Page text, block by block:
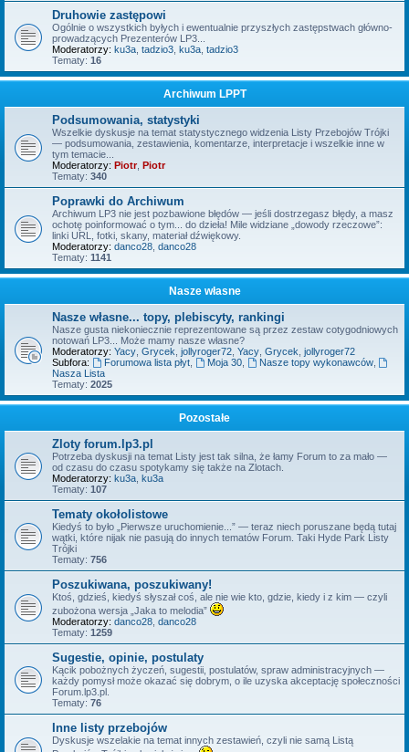
Druhowie zastępowi
Ogólnie o wszystkich byłych i ewentualnie przyszłych zastępstwach główno-
prowadzących Prezenterów LP3...
Moderatorzy: ku3a tadzio3 ku3a tadzio3
Tematy: 16
Archiwum LPPT
Podsumowania, statystyki
Wszelkie dyskusje na temat statystycznego widzenia Listy Przebojów Trójki
— podsumowania, zestawienia, komentarze, interpretacje i wszelkie inne w
tym temacie...
Moderatorzy: Piotr, Piotr
Tematy: 340
Poprawki do Archiwum
Archiwum LP3 nie jest pozbawione błędów — jeśli dostrzegasz błędy, a masz
ochotę poinformować o tym... do dzieła! Mile widziane „dowody rzeczowe”:
linki URL, fotki, skany, materiał dźwiękowy.
Moderatorzy: danco28 danco28
Tematy: 1141
Nasze własne
Nasze własne... topy, plebiscyty, rankingi
Nasze gusta niekoniecznie reprezentowane są przez zestaw cotygodniowych
notowań LP3... Może mamy nasze własne?
Moderatorzy: Yacy Grycek jollyroger72 Yacy Grycek jollyroger72
Subfora:
Forumowa lista płyt, Moja 30, Nasze topy wykonawców,
Nasza Lista
Tematy: 2025
Pozostałe
Zloty forum.lp3.pl
Potrzeba dyskusji na temat Listy jest tak silna, że łamy Forum to za mało —
od czasu do czasu spotykamy się także na Zlotach.
Moderatorzy: ku3a ku3a
Tematy: 107
Tematy okołolistowe
Kiedyś to było „Pierwsze uruchomienie...” — teraz niech poruszane będą tutaj
wątki, które nijak nie pasują do innych tematów Forum. Taki Hyde Park Listy
Trójki
Tematy: 756
Poszukiwana, poszukiwany!
Ktoś, gdzieś, kiedyś słyszał coś, ale nie wie kto, gdzie, kiedy i z kim — czyli
zubożona wersja „Jaka to melodia”
Moderatorzy: danco28 danco28
Tematy: 1259
Sugestie, opinie, postulaty
Kącik pobożnych życzeń, sugestii, postulatów, spraw administracyjnych —
każdy pomysł może okazać się dobrym, o ile uzyska akceptację społeczności
Forum.lp3.pl.
Tematy: 76
Inne listy przebojów
Dyskusje wszelakie na temat innych zestawień, czyli nie samą Listą